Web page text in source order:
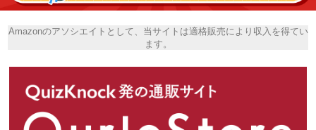
Amazonのアソシエイトとして、当サイトは適格販売により収入を得てい
ます。